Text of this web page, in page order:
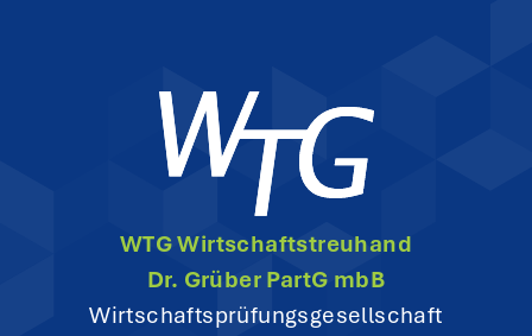
WTG Wirtschaftstreuhand
Dr. Grüber PartG mbB
Wirtschaftsprüfungsgesellschaft